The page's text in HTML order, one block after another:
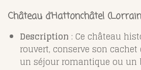
Château d’Hattonchâtel
Description : Ce château
rouvert, conserve son cachet
un séjour romantique ou un